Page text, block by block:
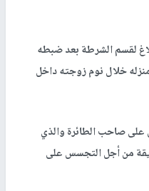
لقسم الشرطة بعد ضبطه
خلال نوم زوجته داخل
صاحب الطائرة والذي
من أجل التجسس على